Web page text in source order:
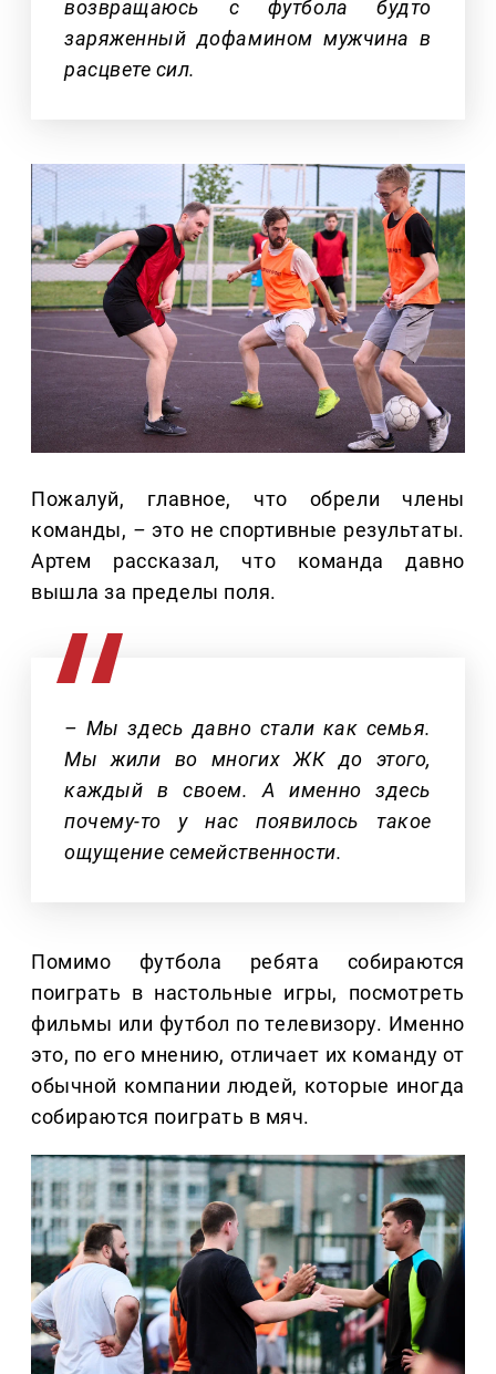
возвращаюсь с футбола будто
заряженный дофамином мужчина в
расцвете сил.
Пожалуй, главное, что обрели члены
команды, – это не спортивные результаты.
Артем рассказал, что команда давно
вышла за пределы поля.
– Мы здесь давно стали как семья.
Мы жили во многих ЖК до этого,
каждый в своем. А именно здесь
почему-то у нас появилось такое
ощущение семейственности.
Помимо футбола ребята собираются
поиграть в настольные игры, посмотреть
фильмы или футбол по телевизору. Именно
это, по его мнению, отличает их команду от
обычной компании людей, которые иногда
собираются поиграть в мяч.